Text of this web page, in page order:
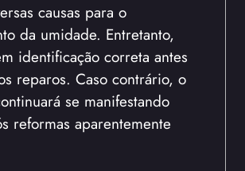
causas para o
da umidade. Entretanto,
identificação correta antes
reparos. Caso contrário, o
se manifestando
reformas aparentemente